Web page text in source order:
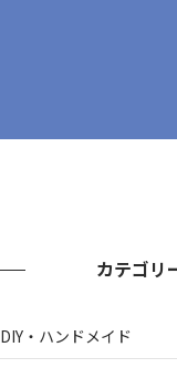
カテゴリ
DIY・ハンドメイド